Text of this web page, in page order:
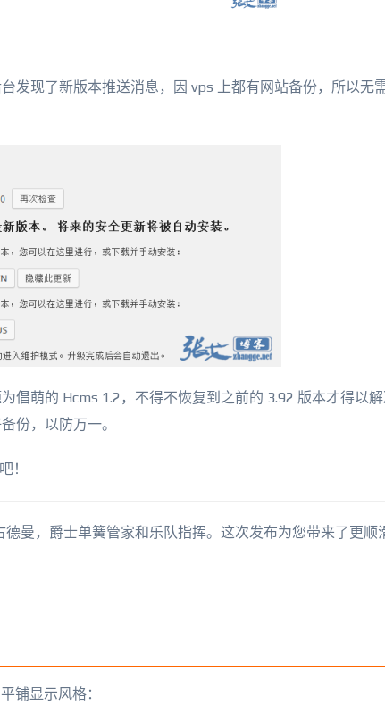
发现了新版本推送消息，因 vps 上都有网站备份，所以无
倡萌的 Hcms 1.2，不得不恢复到之前的 3.92 版本才得以
份，以防万一。
！
德曼，爵士单簧管家和乐队指挥。这次发布为您带来了更顺
铺显示风格：